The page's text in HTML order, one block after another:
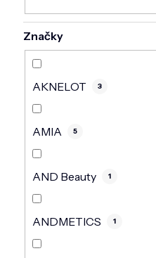
Značky
AKNELOT 3
AMIA 5
AND Beauty 1
ANDMETICS 1